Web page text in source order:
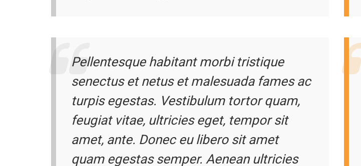
Pellentesque habitant morbi tristique
senectus et netus et malesuada fames ac
turpis egestas. Vestibulum tortor quam,
feugiat vitae, ultricies eget, tempor sit
amet, ante. Donec eu libero sit amet
quam egestas semper. Aenean ultricies